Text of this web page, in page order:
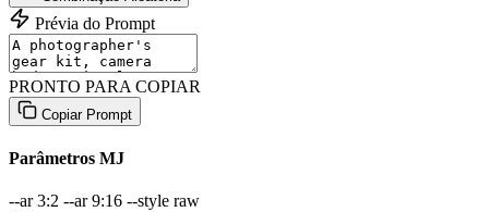
Prévia do Prompt
PRONTO PARA COPIAR
Copiar Prompt
Parâmetros MJ
--ar 3:2 --ar 9:16 --style raw